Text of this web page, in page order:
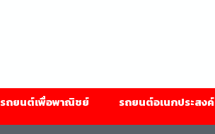
รถยนต์เพื่อพาณิชย์ รถยนต์อเนกประสงค์